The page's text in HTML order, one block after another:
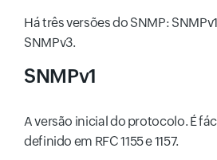
Há três versões do SNMP:
SNMPv3.
SNMPv1
A versão inicial do protocolo. É
definido em RFC 1155 e 1157.